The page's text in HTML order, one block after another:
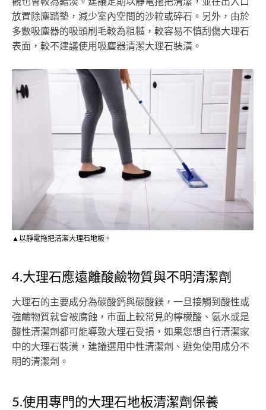
放置除塵踏墊，減少室內空間的沙粒或碎石。另外，由於
多數吸塵器的吸頭刷毛較為粗糙，較容易不慎刮傷大理石
表面，較不建議使用吸塵器清潔大理石裝潢。
▲以靜電拖把清潔大理石地板。
4.大理石應遠離酸鹼物質與不明清潔劑
大理石的主要成分為碳酸鈣與碳酸鎂，一旦接觸到酸性或
強鹼物質就會被腐蝕，市面上較常見的檸檬酸、氨水或是
酸性清潔劑都可能導致大理石受損，如果您想自行清潔家
中的大理石裝潢，建議選用中性清潔劑、避免使用成分不
明的清潔劑。
5.使用專門的大理石地板清潔劑保養